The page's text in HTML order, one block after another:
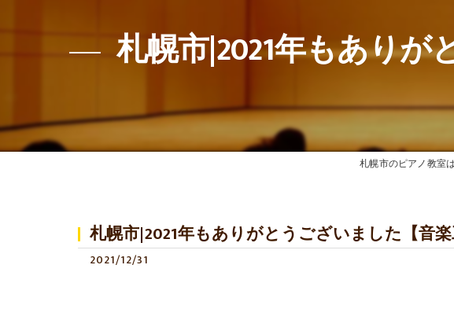
札幌市のピア
札幌市|2021年もありが
札幌市のピアノ教室
札幌市|2021年もありがとうございました【音楽
2021/12/31